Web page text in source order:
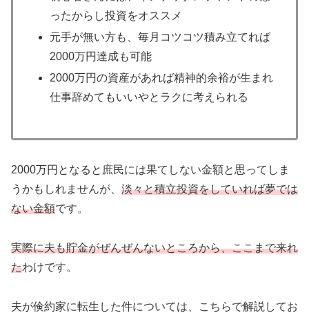
ったからし投資をオススメ
元手が無い方も、毎月コツコツ積み立てれば
2000万円達成も可能
2000万円の資産があれば精神的余裕が生まれ
仕事辞めてもいいやとラクに考えられる
2000万円となると庶民には果てしない金額と思ってしま
うかもしれませんが、 淡々と積立投資をしていれば夢では
ない金額です。
実際に夫も貯金がぜんぜんないところから、ここまで来れ
たわけです。
夫が倹約家に転生した件については、こちらで解説してお